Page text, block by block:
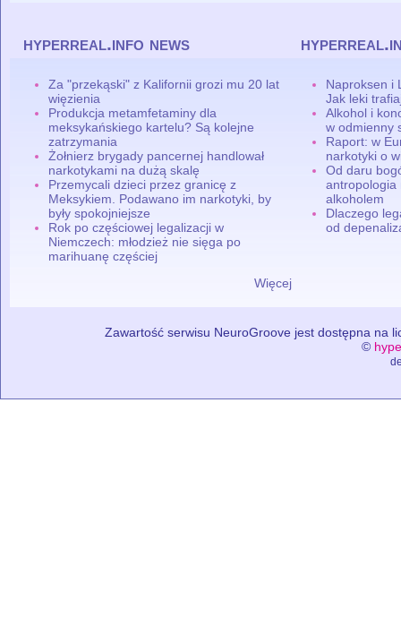
hyperreal.info news
Za "przekąski" z Kalifornii grozi mu 20 lat
więzienia
Produkcja metamfetaminy dla
meksykańskiego kartelu? Są kolejne
zatrzymania
Żołnierz brygady pancernej handlował
narkotykami na dużą skalę
Przemycali dzieci przez granicę z
Meksykiem. Podawano im narkotyki, by
były spokojniejsze
Rok po częściowej legalizacji w
Niemczech: młodzież nie sięga po
marihuanę częściej
Więcej
Naproksen i
Jak leki
Alkohol i
w odmienny
Raport: w
narkotyki o
Od daru
antropologia
alkoholem
Dlaczego
od
Zawartość serwisu NeuroGroove jest dostępna na
©